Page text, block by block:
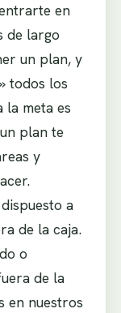
en
de largo
un plan, y
todos los
la meta es
plan te
y
a
de la caja.
o
de la
en nuestros